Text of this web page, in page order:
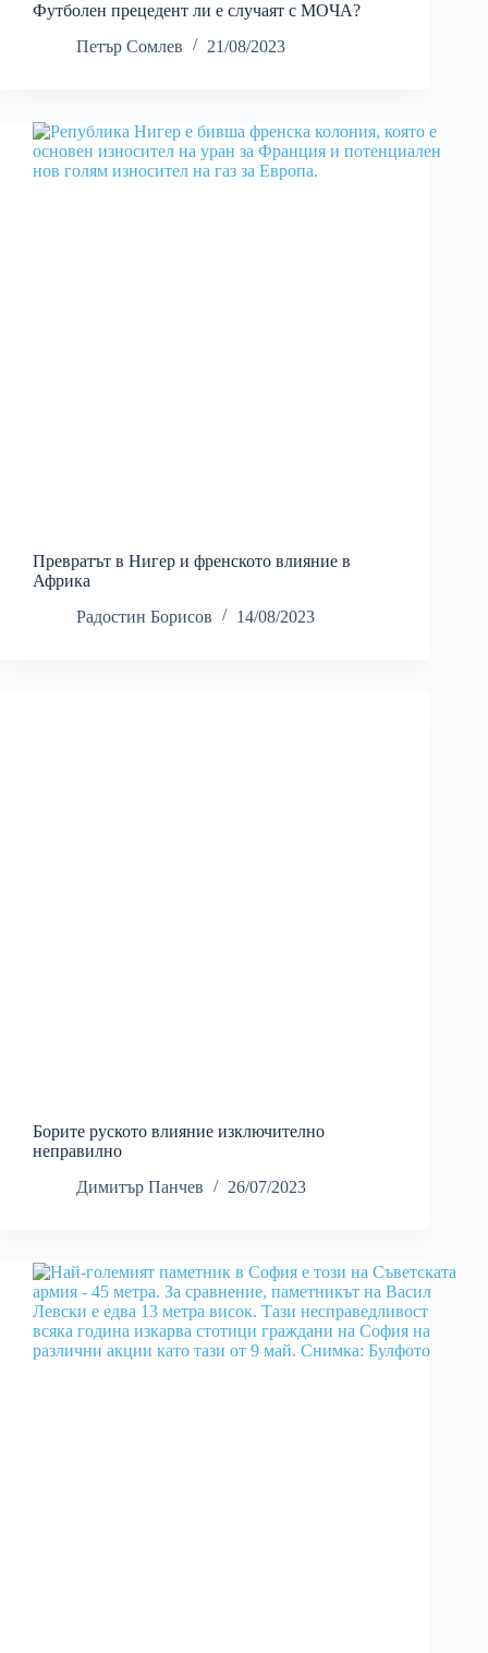
Футболен прецедент ли е случаят с МОЧА?
Петър Сомлев
21/08/2023
Превратът в Нигер и френското влияние в
Африка
Радостин Борисов
14/08/2023
Борите руското влияние изключително
неправилно
Димитър Панчев
26/07/2023